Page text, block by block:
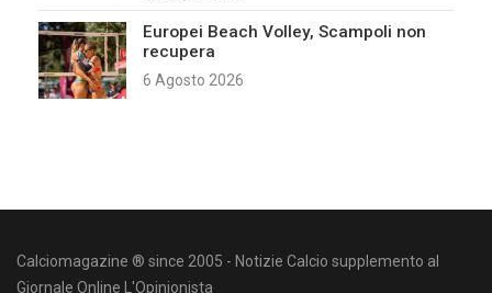
Europei Beach Volley, Scampoli non
recupera
6 Agosto 2026
Calciomagazine ® since 2005 - Notizie Calcio supplemento al
Giornale Online L'Opinionista